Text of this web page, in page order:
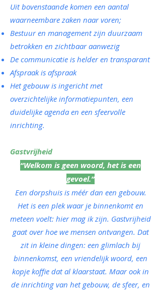
Uit bovenstaande komen een aantal
waarneembare zaken naar voren;
Bestuur en management zijn duurzaam
betrokken en zichtbaar aanwezig
De communicatie is helder en transparant
Afspraak is afspraak
Het gebouw is ingericht met
overzichtelijke informatiepunten, een
duidelijke agenda en een sfeervolle
inrichting.
Gastvrijheid
“Welkom is geen woord, het is een
gevoel.”
Een dorpshuis is méér dan een gebouw.
Het is een plek waar je binnenkomt en
meteen voelt: hier mag ik zijn. Gastvrijheid
gaat over hoe we mensen ontvangen. Dat
zit in kleine dingen: een glimlach bij
binnenkomst, een vriendelijk woord, een
kopje koffie dat al klaarstaat. Maar ook in
de inrichting van het gebouw, de sfeer, en